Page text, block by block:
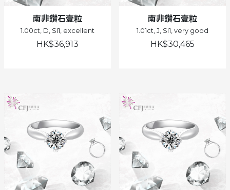
南非鑽石壹粒
1.00ct, D, SI1, excellent
HK$36,913
南非鑽石壹粒
1.01ct, J, SI1, very good
HK$30,465